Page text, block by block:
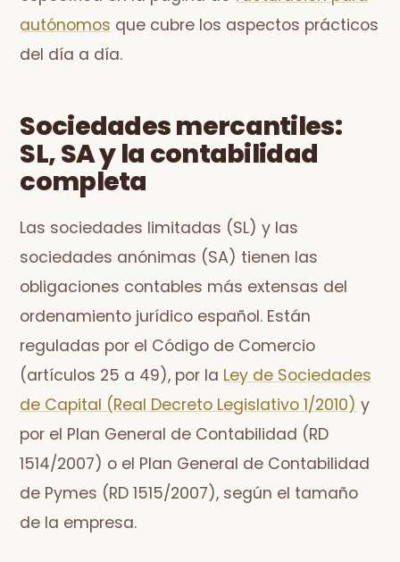
autónomos que cubre los aspectos prácticos
del día a día.
Sociedades mercantiles:
SL, SA y la contabilidad
completa
Las sociedades limitadas (SL) y las
sociedades anónimas (SA) tienen las
obligaciones contables más extensas del
ordenamiento jurídico español. Están
reguladas por el Código de Comercio
(artículos 25 a 49), por la Ley de Sociedades
de Capital (Real Decreto Legislativo 1/2010) y
por el Plan General de Contabilidad (RD
1514/2007) o el Plan General de Contabilidad
de Pymes (RD 1515/2007), según el tamaño
de la empresa.